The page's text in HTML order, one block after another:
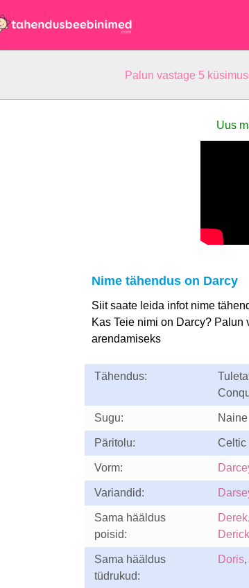
Palun vastage 5
Uus
Nime tähendus on Darcy
Siit saate leida infot nime
Kas Teie nimi on Darcy? Palun
arendamiseks
Tähendus:
Sugu: Naine
Päritolu: Celtic
Vorm:
Variandid:
Sama hääldus
poisid:
Derek,
Derick
Sama hääldus
tüdrukud:
Doris,